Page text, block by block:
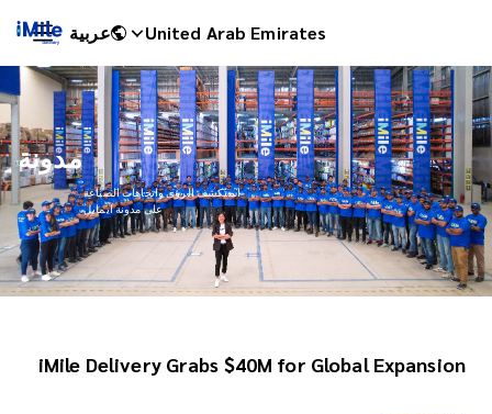
United Arab Emirates عربية
مدونة
استكشف الرؤى واتجاهات الصناعة
على مدونة ايمايل
iMile Delivery Grabs $40M for Global Expansion
iMile Chat